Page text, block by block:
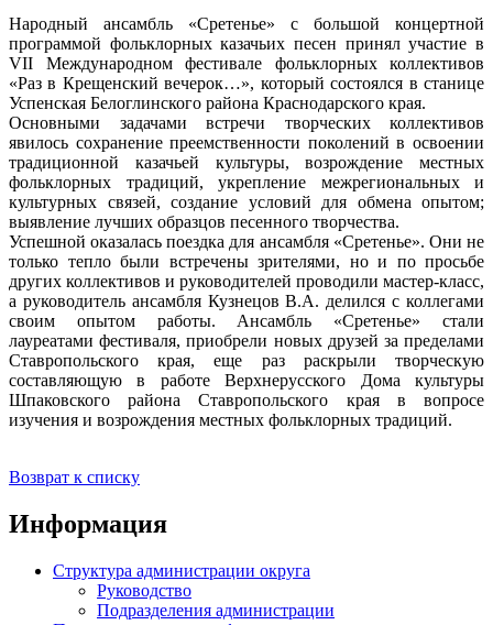
Народный ансамбль «Сретенье» с большой концертной
программой фольклорных казачьих песен принял участие в
VII Международном фестивале фольклорных коллективов
«Раз в Крещенский вечерок…», который состоялся в станице
Успенская Белоглинского района Краснодарского края.
Основными задачами встречи творческих коллективов
явилось сохранение преемственности поколений в освоении
традиционной казачьей культуры, возрождение местных
фольклорных традиций, укрепление межрегиональных и
культурных связей, создание условий для обмена опытом;
выявление лучших образцов песенного творчества.
Успешной оказалась поездка для ансамбля «Сретенье». Они не
только тепло были встречены зрителями, но и по просьбе
других коллективов и руководителей проводили мастер-класс,
а руководитель ансамбля Кузнецов В.А. делился с коллегами
своим опытом работы. Ансамбль «Сретенье» стали
лауреатами фестиваля, приобрели новых друзей за пределами
Ставропольского края, еще раз раскрыли творческую
составляющую в работе Верхнерусского Дома культуры
Шпаковского района Ставропольского края в вопросе
изучения и возрождения местных фольклорных традиций.
Возврат к списку
Информация
Структура администрации округа
Руководство
Подразделения администрации